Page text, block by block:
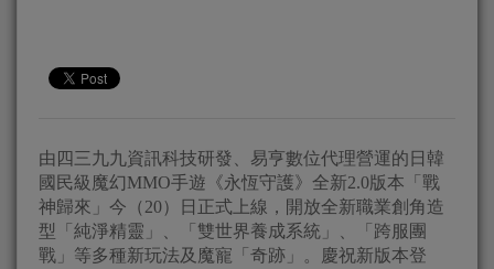
由四三九九資訊科技研發、易亨數位代理營運的日韓
國民級魔幻MMO手遊《永恆守護》全新2.0版本「戰
神歸來」今（20）日正式上線，開放全新職業創角造
型「純淨精靈」、「雙世界養成系統」、「跨服團
戰」等多種新玩法及魔寵「奇跡」。慶祝新版本登